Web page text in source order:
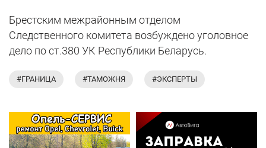
Брестским межрайонным отделом
Следственного комитета возбуждено уголовное
дело по ст.380 УК Республики Беларусь.
#ГРАНИЦА #ТАМОЖНЯ #ЭКСПЕРТЫ